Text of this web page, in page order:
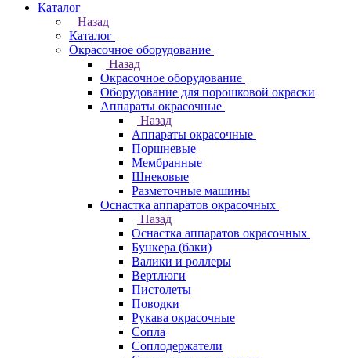
Каталог
Назад
Каталог
Окрасочное оборудование
Назад
Окрасочное оборудование
Оборудование для порошковой окраски
Аппараты окрасочные
Назад
Аппараты окрасочные
Поршневые
Мембранные
Шнековые
Разметочные машины
Оснастка аппаратов окрасочных
Назад
Оснастка аппаратов окрасочных
Бункера (баки)
Валики и роллеры
Вертлюги
Пистолеты
Поводки
Рукава окрасочные
Сопла
Соплодержатели